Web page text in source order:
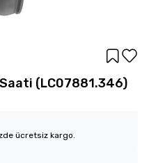
(LC07881.346)
ücretsiz kargo.